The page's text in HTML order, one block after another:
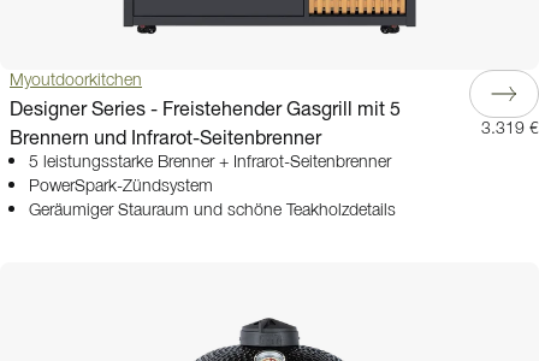
Myoutdoorkitchen
Designer Series - Freistehender Gasgrill mit 5
Brennern und Infrarot-Seitenbrenner
5 leistungsstarke Brenner + Infrarot-Seitenbrenner
PowerSpark-Zündsystem
Geräumiger Stauraum und schöne Teakholzdetails
3.319 €